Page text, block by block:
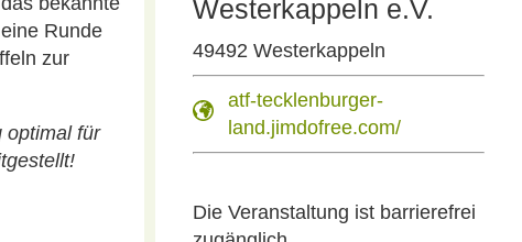
Runde
zur
optimal für
Westerkappeln e.V.
49492 Westerkappeln
atf-tecklenburger-
land.jimdofree.com/
Die Veranstaltung ist barrierefrei